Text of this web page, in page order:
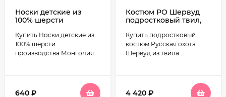
Носки детские из
100% шерсти
Монголия "Снежинки"
цвет Серый
Купить Носки детские из
100% шерсти
производства Монголия...
640 ₽
Костюм РО Шервуд
подростковый твил,
Купить подростковый
костюм Русская охота
Шервуд из твила...
4 420 ₽